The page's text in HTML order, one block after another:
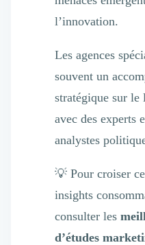
l’innovation.
Les agences
souvent un
stratégique sur
avec des experts
analystes
💡 Pour croiser
insights
consulter les
d’études